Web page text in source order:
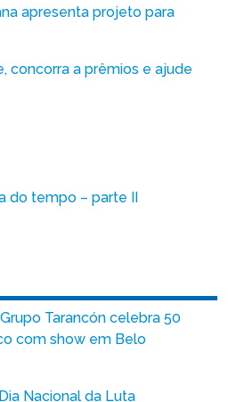
apresenta projeto para
concorra a prêmios e ajude
do tempo – parte II
Grupo Tarancón celebra 50
com show em Belo
Dia Nacional da Luta